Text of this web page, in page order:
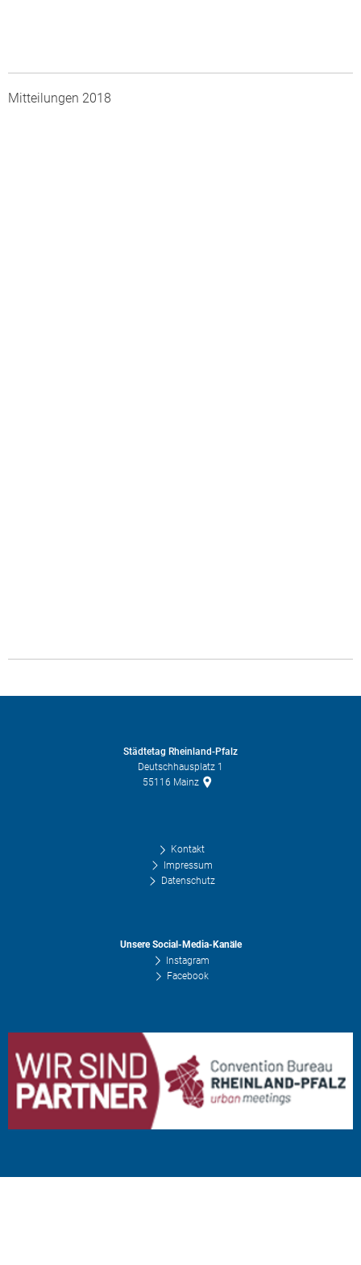
Mitteilungen 2018
Städtetag Rheinland-Pfalz
Deutschhausplatz 1
55116 Mainz
Kontakt
Impressum
Datenschutz
Unsere Social-Media-Kanäle
Instagram
Facebook